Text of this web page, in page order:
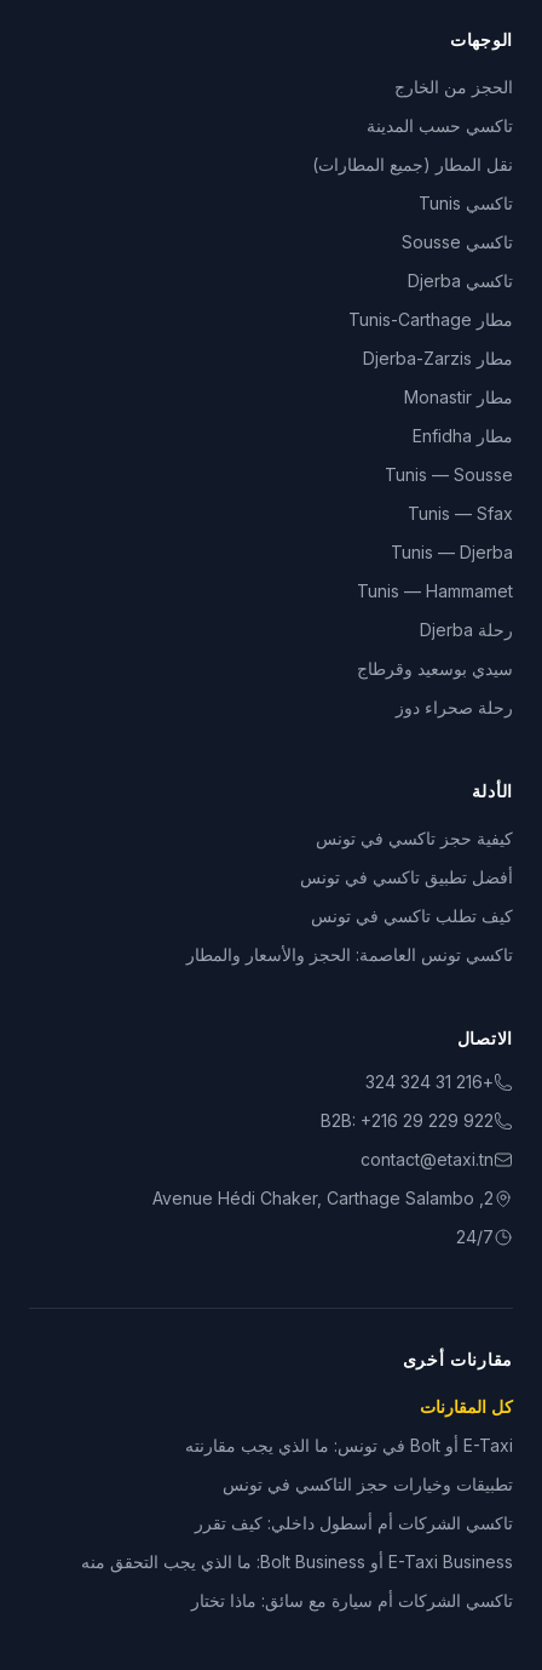
الوجهات
الحجز من الخارج
تاكسي حسب المدينة
نقل المطار (جميع المطارات)
تاكسي Tunis
تاكسي Sousse
تاكسي Djerba
مطار Tunis-Carthage
مطار Djerba-Zarzis
مطار Monastir
مطار Enfidha
Tunis — Sousse
Tunis — Sfax
Tunis — Djerba
Tunis — Hammamet
رحلة Djerba
سيدي بوسعيد وقرطاج
رحلة صحراء دوز
الأدلة
كيفية حجز تاكسي في تونس
أفضل تطبيق تاكسي في تونس
كيف تطلب تاكسي في تونس
تاكسي تونس العاصمة: الحجز والأسعار والمطار
الاتصال
+216 31 324 324
B2B: +216 29 229 922
contact@etaxi.tn
2, Avenue Hédi Chaker, Carthage Salambo
24/7
مقارنات أخرى
كل المقارنات
E-Taxi أو Bolt في تونس: ما الذي يجب مقارنته
تطبيقات وخيارات حجز التاكسي في تونس
تاكسي الشركات أم أسطول داخلي: كيف تقرر
E-Taxi Business أو Bolt Business: ما الذي يجب التحقق منه
تاكسي الشركات أم سيارة مع سائق: ماذا تختار